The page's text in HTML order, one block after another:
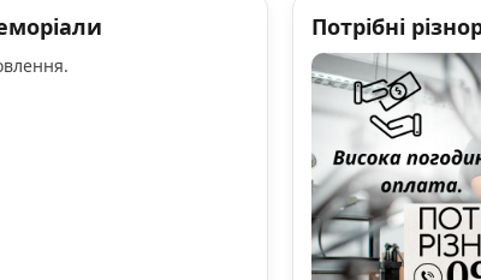
Потрібні